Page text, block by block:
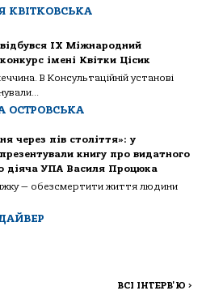
КВІТКОВСЬКА
IX Міжнародний
імені Квітки Цісик
В Консультаційній установі
через пів століття»: у
книгу про видатного
діяча УПА Василя Процюка
— обезсмертити життя людини
ВСІ ІНТЕРВ'Ю >